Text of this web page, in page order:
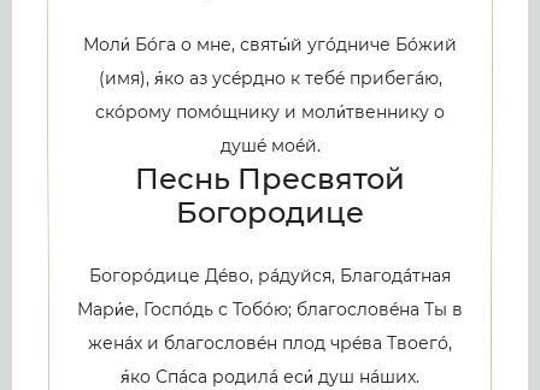
Моли́ Бóга о мне, святы́й угóдниче Бóжий
(имя), я́ко аз усéрдно к тебé прибегáю,
скóрому помóщнику и моли́твеннику о
душé моéй.
Песнь Пресвятой
Богородице
Богорóдице Дéво, рáдуйся, Благодáтная
Мари́е, Госпóдь с Тобóю; благословéна Ты в
женáх и благословéн плод чрéва Твоегó,
я́ко Спáса родилá еси́ душ нáших.